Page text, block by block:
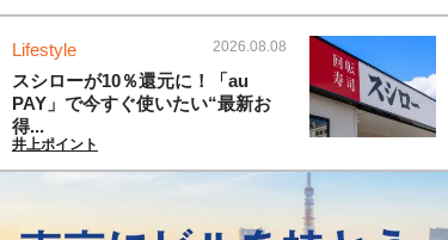
Lifestyle 2026.08.08
スシローが10％還元に！「au
PAY」で今すぐ使いたい“最新お
得...
井上ポイント